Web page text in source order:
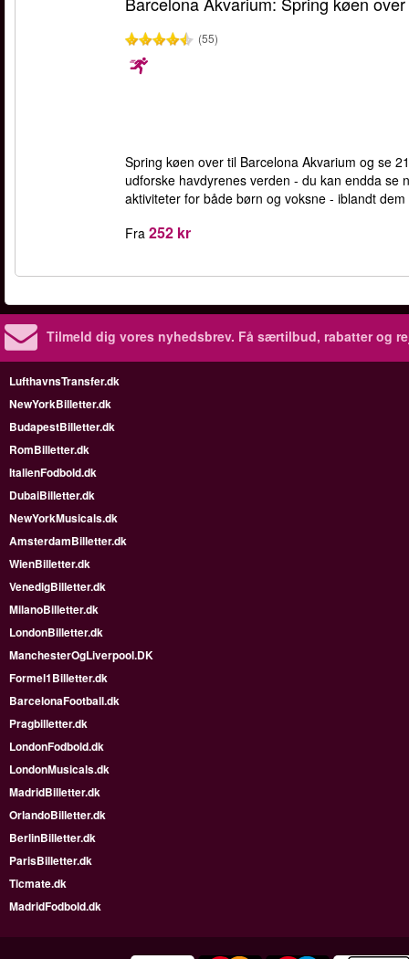
(55)
Spring køen over til Barcelona Akvarium og se
udforske havdyrenes verden - du kan endda se
aktiviteter for både børn og voksne - iblandt
Fra 252 kr
Tilmeld dig vores nyhedsbrev. Få særtilbud, rabatter og
LufthavnsTransfer.dk
NewYorkBilletter.dk
BudapestBilletter.dk
RomBilletter.dk
ItalienFodbold.dk
DubaiBilletter.dk
NewYorkMusicals.dk
AmsterdamBilletter.dk
WienBilletter.dk
VenedigBilletter.dk
MilanoBilletter.dk
LondonBilletter.dk
ManchesterOgLiverpool.DK
Formel1Billetter.dk
BarcelonaFootball.dk
Pragbilletter.dk
LondonFodbold.dk
LondonMusicals.dk
MadridBilletter.dk
OrlandoBilletter.dk
BerlinBilletter.dk
ParisBilletter.dk
Ticmate.dk
MadridFodbold.dk